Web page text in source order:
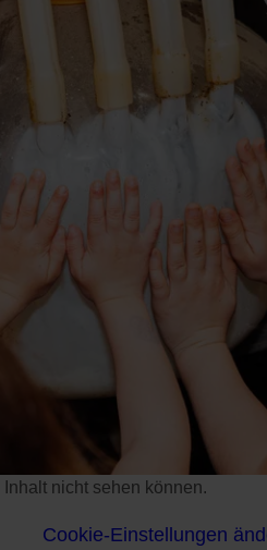
nicht sehen können.
Cookie-Einstellungen